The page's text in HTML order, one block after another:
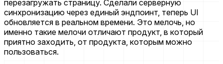
перезагружать страницу. Сделали серверную
синхронизацию через единый эндпоинт, теперь UI
обновляется в реальном времени. Это мелочь, но
именно такие мелочи отличают продукт, в который
приятно заходить, от продукта, которым можно
пользоваться.